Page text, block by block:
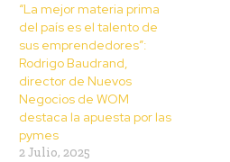
“La mejor materia prima
del país es el talento de
sus emprendedores”:
Rodrigo Baudrand,
director de Nuevos
Negocios de WOM
destaca la apuesta por las
pymes
2 Julio, 2025